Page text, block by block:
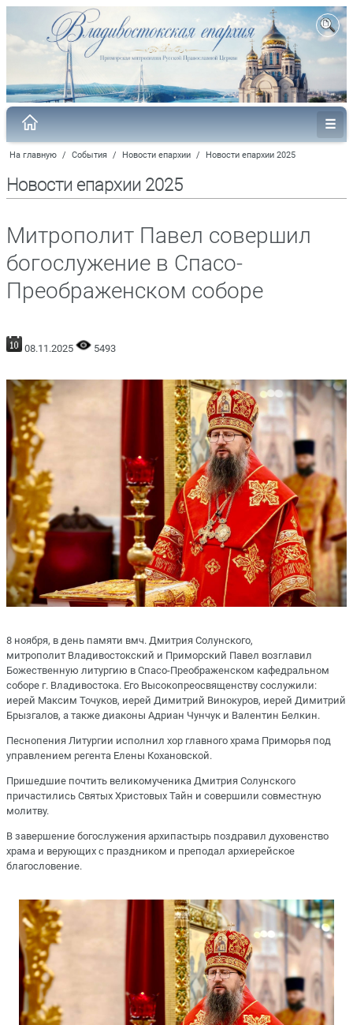
На главную / События / Новости епархии / Новости епархии 2025
Новости епархии 2025
Митрополит Павел совершил
богослужение в Спасо-
Преображенском соборе
08.11.2025 5493
8 ноября, в день памяти вмч. Дмитрия Солунского,
митрополит Владивостокский и Приморский Павел возглавил
Божественную литургию в Спасо-Преображенском кафедральном
соборе г. Владивостока. Его Высокопреосвященству сослужили:
иерей Максим Точуков, иерей Димитрий Винокуров, иерей Димитрий
Брызгалов, а также диаконы Адриан Чунчук и Валентин Белкин.
Песнопения Литургии исполнил хор главного храма Приморья под
управлением регента Елены Кохановской.
Пришедшие почтить великомученика Дмитрия Солунского
причастились Святых Христовых Тайн и совершили совместную
молитву.
В завершение богослужения архипастырь поздравил духовенство
храма и верующих с праздником и преподал архиерейское
благословение.